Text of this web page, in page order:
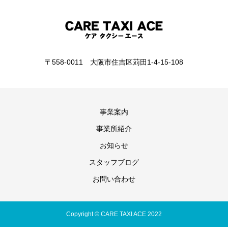
〒558-0011 大阪市住吉区苅田1-4-15-108
事業案内
事業所紹介
お知らせ
スタッフブログ
お問い合わせ
Copyright © CARE TAXI ACE 2022